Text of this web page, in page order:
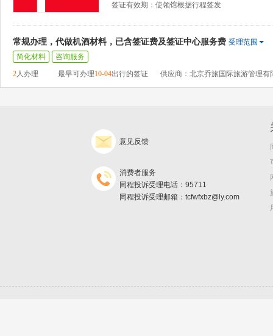
签证有效期：使领馆根据行程签发
常规办理，代做机酒材料，已含签证费及签证中心服务费 受理范围
简化材料
咨询服务
2人办理 最早可办理10-04出行的签证 供应商：北京乔旅国际旅游管理有
意见反馈
消费者服务
同程投诉受理电话：95711
同程投诉受理邮箱：tcfwfxbz@ly.com